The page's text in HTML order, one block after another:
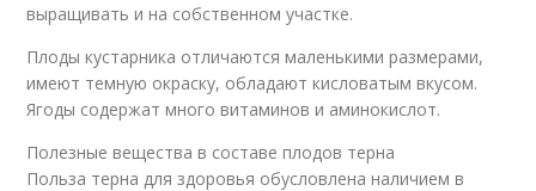
выращивать и на собственном участке.
Плоды кустарника отличаются маленькими размерами,
имеют темную окраску, обладают кисловатым вкусом.
Ягоды содержат много витаминов и аминокислот.
Полезные вещества в составе плодов терна
Польза терна для здоровья обусловлена наличием в